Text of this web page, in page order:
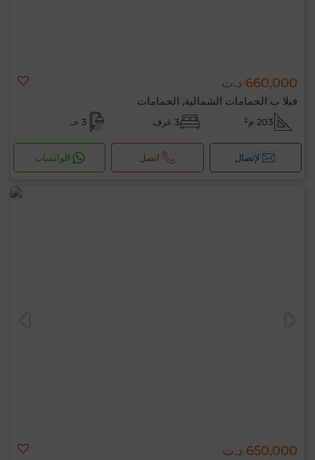
660,000 د.ت
فيلا ب الحمامات الشمالية, الحمامات
203 م² 3 غرف 3 حـ
لإتصال اتصل الواتساب
650,000 د.ت